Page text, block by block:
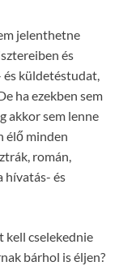
jelenthetne
és
küldetéstudat,
ha ezekben sem
akkor sem lenne
élő minden
román,
hívatás- és
kell cselekednie
bárhol is éljen?